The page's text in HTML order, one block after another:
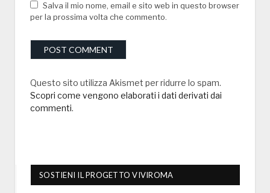
Salva il mio nome, email e sito web in questo browser
per la prossima volta che commento.
Questo sito utilizza Akismet per ridurre lo spam.
Scopri come vengono elaborati i dati derivati dai
commenti.
SOSTIENI IL PROGETTO VIVIROMA